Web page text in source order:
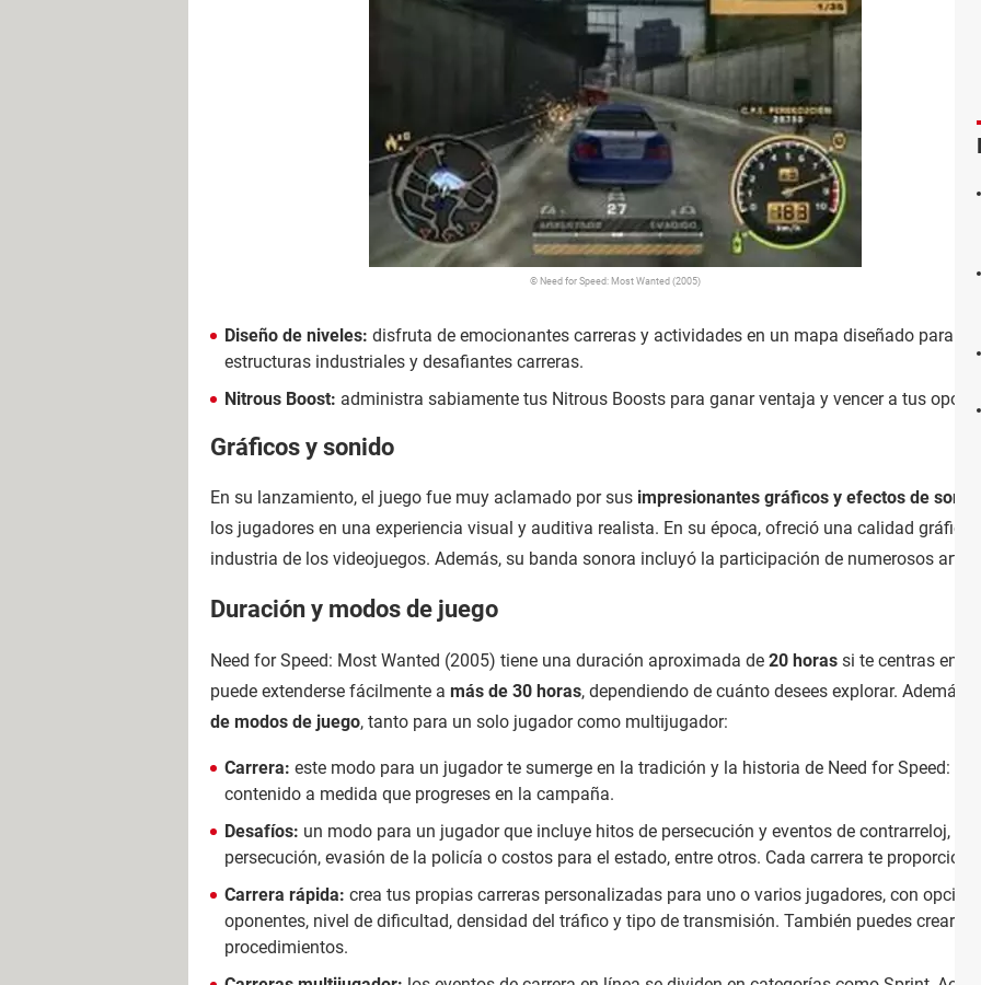
© Need for Speed: Most Wanted (2005)
Diseño de niveles: disfruta de emocionantes carreras y actividades en un mapa diseñado para
estructuras industriales y desafiantes carreras.
Nitrous Boost: administra sabiamente tus Nitrous Boosts para ganar ventaja y vencer a tus
Gráficos y sonido
En su lanzamiento, el juego fue muy aclamado por sus impresionantes gráficos y efectos de
los jugadores en una experiencia visual y auditiva realista. En su época, ofreció una calidad gráfica
industria de los videojuegos. Además, su banda sonora incluyó la participación de numerosos
Duración y modos de juego
Need for Speed: Most Wanted (2005) tiene una duración aproximada de 20 horas si te centras en
puede extenderse fácilmente a más de 30 horas, dependiendo de cuánto desees explorar. Además,
de modos de juego, tanto para un solo jugador como multijugador:
Carrera: este modo para un jugador te sumerge en la tradición y la historia de Need for Speed:
contenido a medida que progreses en la campaña.
Desafíos: un modo para un jugador que incluye hitos de persecución y eventos de contrarreloj,
persecución, evasión de la policía o costos para el estado, entre otros. Cada carrera te
Carrera rápida: crea tus propias carreras personalizadas para uno o varios jugadores, con
oponentes, nivel de dificultad, densidad del tráfico y tipo de transmisión. También puedes crear
procedimientos.